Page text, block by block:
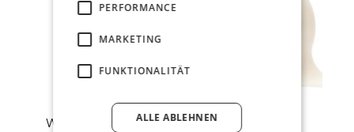
Wimpernkleber JET
3M Microfoam
PERFORMANCE
MARKETING
FUNKTIONALITÄT
ALLE ABLEHNEN